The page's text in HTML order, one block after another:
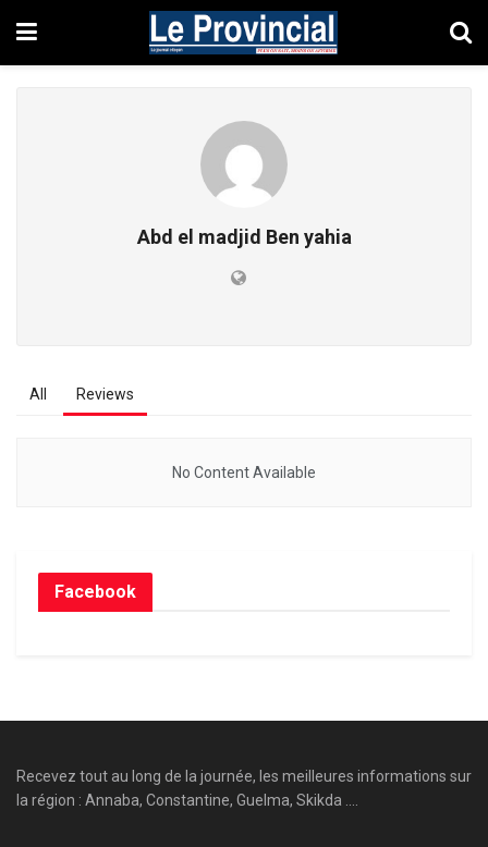
Abd el madjid Ben yahia
All Reviews
No Content Available
Facebook
Recevez tout au long de la journée, les meilleures informations sur
la région : Annaba, Constantine, Guelma, Skikda ....